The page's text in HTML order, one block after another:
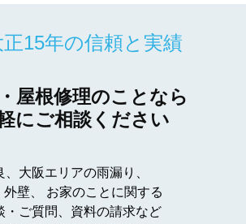
15年の信頼と実績
屋根修理のことなら
にご相談ください
、大阪エリアの雨漏り、
壁、
お家のことに関する
・ご質問、資料の請求など